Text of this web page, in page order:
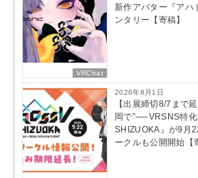
VRChat
新作アバター『アハ
ンタリー【寄稿】
2026年8月1日
【出展締切8/7まで
岡で”──VRSNS特
SHIZUOKA』が9月
ークルも公開開始【